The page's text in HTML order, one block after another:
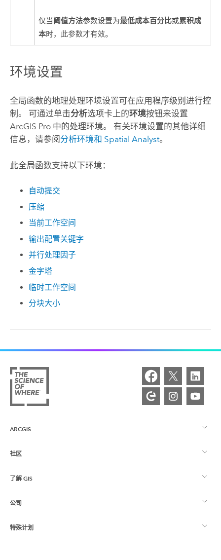
仅当阈值方法参数设置为最低成本百分比或累积成
本时，此参数才有效。
环境设置
全局函数的地理处理环境设置可在应用程序级别进行控
制。 可通过单击分析选项卡上的环境按钮来设置
ArcGIS Pro中的处理环境。 有关环境设置的其他详细
信息，请参阅 分析环境和 Spatial Analyst。
此全局函数支持以下环境：
自动提交
压缩
当前工作空间
输出配置关键字
并行处理因子
金字塔
临时工作空间
分块大小
ARCGIS
ArcGIS 概览
制图
社区
Esri 社区
ArcGIS 博客
了解 GIS
什么是 GIS？
位置智能
公司
关于 Esri
特殊计划